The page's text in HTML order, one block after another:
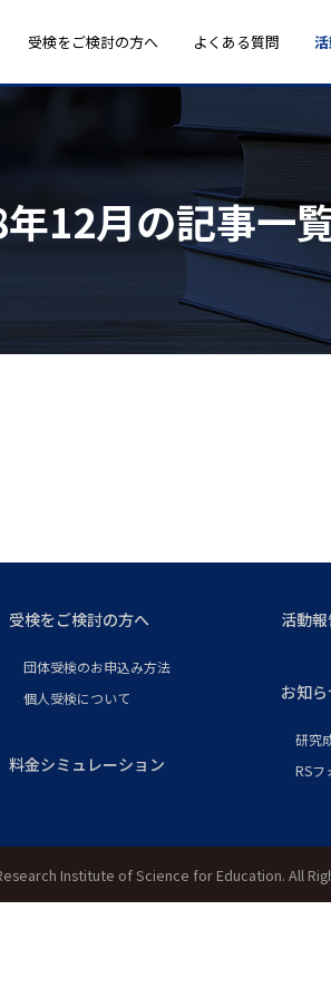
受検をご検討の方へ よくある質問
12月の記事一
受検をご検討の方へ
団体受検のお申込み方法
個人受検について
料金シミュレーション
活動
お知ら
研究
RSフ
Institute of Science for Education. All